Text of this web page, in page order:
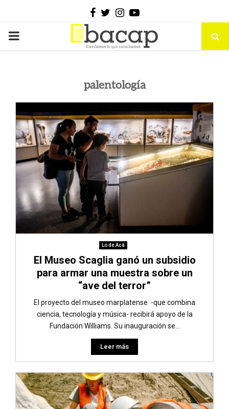
Facebook
Twitter
Instagram
Youtube
PRIMARY
palentología
Lo de Acá
El Museo Scaglia ganó un subsidio
para armar una muestra sobre un
“ave del terror”
El proyecto del museo marplatense -que combina
ciencia, tecnología y música- recibirá apoyo de la
Fundación Williams. Su inauguración se...
Leer más